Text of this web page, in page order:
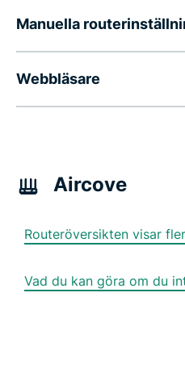
Manuella
Webbläsare
Aircove
Routeröversikten visar
Vad du kan göra om du